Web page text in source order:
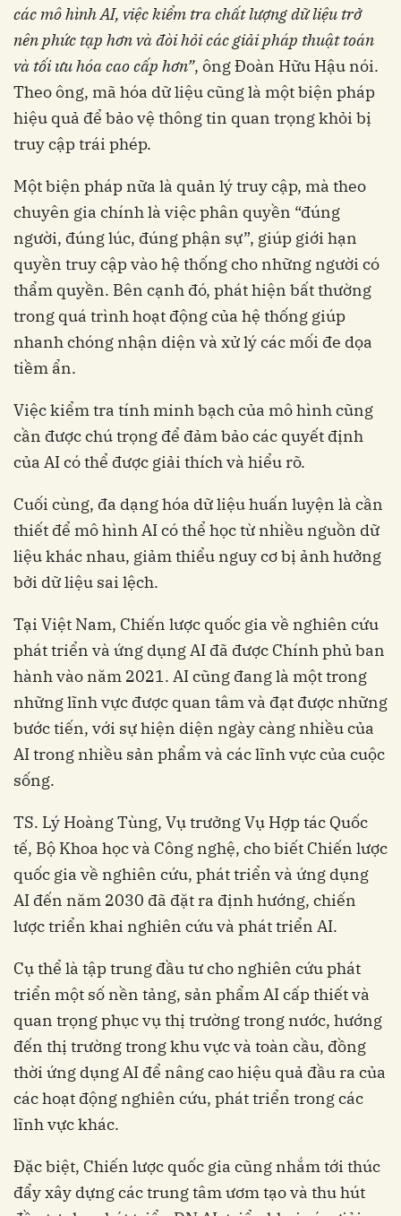
các mô hình AI, việc kiểm tra chất lượng dữ liệu trở
nên phức tạp hơn và đòi hỏi các giải pháp thuật toán
và tối ưu hóa cao cấp hơn”, ông Đoàn Hữu Hậu nói.
Theo ông, mã hóa dữ liệu cũng là một biện pháp
hiệu quả để bảo vệ thông tin quan trọng khỏi bị
truy cập trái phép.
Một biện pháp nữa là quản lý truy cập, mà theo
chuyên gia chính là việc phân quyền “đúng
người, đúng lúc, đúng phận sự”, giúp giới hạn
quyền truy cập vào hệ thống cho những người có
thẩm quyền. Bên cạnh đó, phát hiện bất thường
trong quá trình hoạt động của hệ thống giúp
nhanh chóng nhận diện và xử lý các mối đe dọa
tiềm ẩn.
Việc kiểm tra tính minh bạch của mô hình cũng
cần được chú trọng để đảm bảo các quyết định
của AI có thể được giải thích và hiểu rõ.
Cuối cùng, đa dạng hóa dữ liệu huấn luyện là cần
thiết để mô hình AI có thể học từ nhiều nguồn dữ
liệu khác nhau, giảm thiểu nguy cơ bị ảnh hưởng
bởi dữ liệu sai lệch.
Tại Việt Nam, Chiến lược quốc gia về nghiên cứu
phát triển và ứng dụng AI đã được Chính phủ ban
hành vào năm 2021. AI cũng đang là một trong
những lĩnh vực được quan tâm và đạt được những
bước tiến, với sự hiện diện ngày càng nhiều của
AI trong nhiều sản phẩm và các lĩnh vực của cuộc
sống.
TS. Lý Hoàng Tùng, Vụ trưởng Vụ Hợp tác Quốc
tế, Bộ Khoa học và Công nghệ, cho biết Chiến lược
quốc gia về nghiên cứu, phát triển và ứng dụng
AI đến năm 2030 đã đặt ra định hướng, chiến
lược triển khai nghiên cứu và phát triển AI.
Cụ thể là tập trung đầu tư cho nghiên cứu phát
triển một số nền tảng, sản phẩm AI cấp thiết và
quan trọng phục vụ thị trường trong nước, hướng
đến thị trường trong khu vực và toàn cầu, đồng
thời ứng dụng AI để nâng cao hiệu quả đầu ra của
các hoạt động nghiên cứu, phát triển trong các
lĩnh vực khác.
Đặc biệt, Chiến lược quốc gia cũng nhắm tới thúc
đẩy xây dựng các trung tâm ươm tạo và thu hút